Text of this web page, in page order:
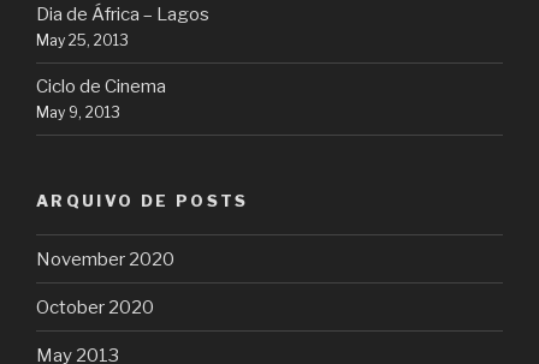
Dia de África – Lagos
May 25, 2013
Ciclo de Cinema
May 9, 2013
ARQUIVO DE POSTS
November 2020
October 2020
May 2013